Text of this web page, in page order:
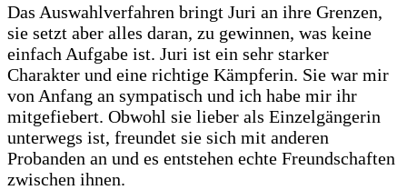
Das Auswahlverfahren bringt Juri an ihre Grenzen,
sie setzt aber alles daran, zu gewinnen, was keine
einfach Aufgabe ist. Juri ist ein sehr starker
Charakter und eine richtige Kämpferin. Sie war mir
von Anfang an sympatisch und ich habe mir ihr
mitgefiebert. Obwohl sie lieber als Einzelgängerin
unterwegs ist, freundet sie sich mit anderen
Probanden an und es entstehen echte Freundschaften
zwischen ihnen.